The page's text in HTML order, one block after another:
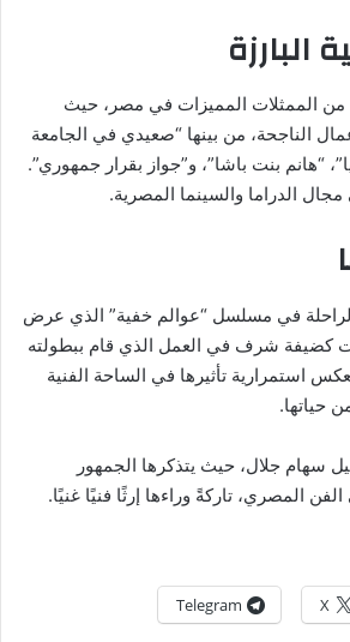
البارزة
من الممثلات المميزات في مصر، حيث
الناجحة، من بينها “صعيدي في الجامعة
“هانم بنت باشا”، و”جواز بقرار جمهوري”.
الدراما والسينما المصرية.
في مسلسل “عوالم خفية” الذي عرض
شاركت كضيفة شرف في العمل الذي قام ببطولته
استمرارية تأثيرها في الساحة الفنية
حياتها.
سهام جلال، حيث يتذكرها الجمهور
المصري، تاركةً وراءها إرثًا فنيًا غنيًا.
X
Telegram